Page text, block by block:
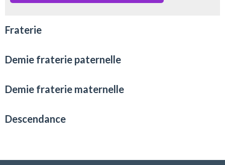
Fraterie
Demie fraterie paternelle
Demie fraterie maternelle
Descendance